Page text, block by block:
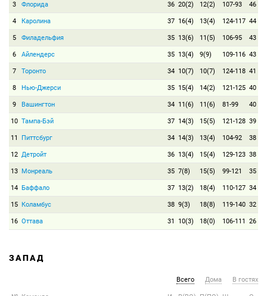
3 Флорида 36 20(2) 12(2) 107-93 46
4 Каролина 37 16(4) 13(4) 124-117 44
5 Филадельфия 35 13(6) 11(5) 106-95 43
6 Айлендерс 35 13(4) 9(9) 109-116 43
7 Торонто 34 10(7) 10(7) 124-118 41
8 Нью-Джерси 35 15(4) 14(2) 121-125 40
9 Вашингтон 34 11(6) 11(6) 81-99 40
10 Тампа-Бэй 37 14(3) 15(5) 121-128 39
11 Питтсбург 34 14(3) 13(4) 104-92 38
12 Детройт 36 13(4) 15(4) 129-123 38
13 Монреаль 35 7(8) 15(5) 99-121 35
14 Баффало 37 13(2) 18(4) 110-127 34
15 Коламбус 38 9(3) 18(8) 119-140 32
16 Оттава 31 10(3) 18(0) 106-111 26
ЗАПАД
Всего Дома В гостях